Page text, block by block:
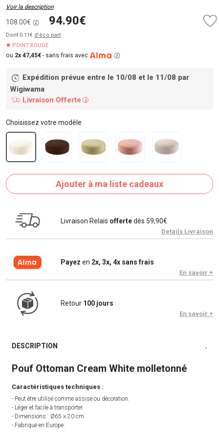
Voir la description
108.00€ 94.90€
Dont 0.11€ d’éco part
POINT ROUGE
ou 2x 47,45€ - sans frais avec
Expédition prévue entre le 10/08 et le 11/08 par
Wigiwama
Livraison Offerte
i
Choisissez votre modèle
Ajouter à ma liste cadeaux
Livraison Relais offertedès 59,90€
Details Livraison
Payez en 2x, 3x, 4x sans frais
En savoir +
Retour 100 jours
En savoir +
DESCRIPTION -
Pouf Ottoman Cream White molletonné
Caractéristiques techniques :
- Peut être utilisé comme assise ou décoration.
- Léger et facile à transporter.
- Dimensions : Ø65 x 20 cm.
- Fabriqué en Europe.